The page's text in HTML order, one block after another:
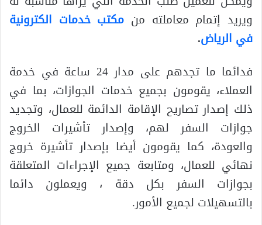
ويريد إتمام معاملته من مكتب خدمات الكترونية
في الرياض.
فدائما ما تجدهم على مدار 24 ساعة في خدمة
العملاء، يقومون بجميع خدمات الجوازات، بما في
ذلك إصدار تصاريح الإقامة الدائمة للعمال، وتجديد
جوازات السفر لهم، وإصدار تأشيرات الخروج
والعودة، كما يقومون أيضا بإصدار تأشيرة خروج
نهائي للعمال، ومتابعة جميع الإجراءات المتعلقة
بجوازات السفر بكل دقة ، ويعملون دائما
بالتسهيلات لجميع الأمور.